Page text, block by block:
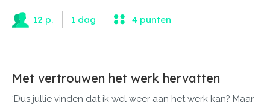
12 p. 1 dag 4 punten
Met vertrouwen het werk hervatten
‘Dus jullie vinden dat ik wel weer aan het werk kan? Maar